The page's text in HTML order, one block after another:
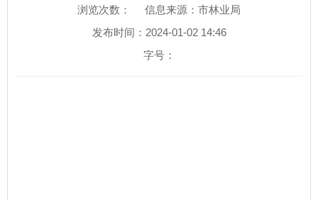
浏览次数：
信息来源：市林业局
发布时间：2024-01-02 14:46
字号：